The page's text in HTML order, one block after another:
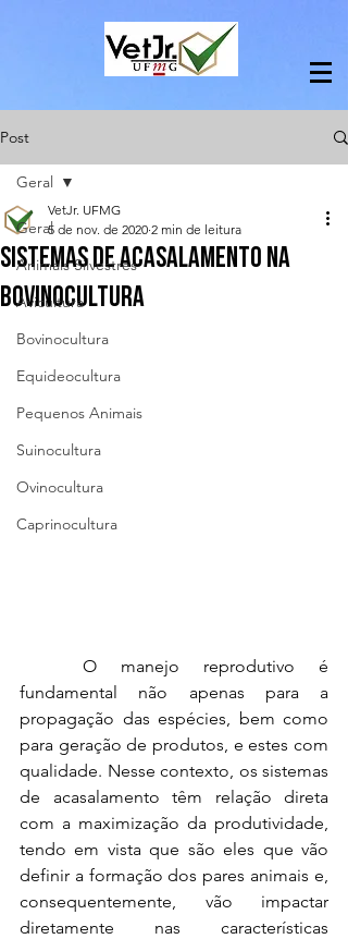
Post
Geral
Animais Silvestres
Avicultura
Bovinocultura
Equideocultura
Pequenos Animais
Suinocultura
Ovinocultura
Caprinocultura
Geral
SISTEMAS DE ACASALAMENTO NA
BOVINOCULTURA
VetJr. UFMG
5 de nov. de 2020 2 min de leitura
O manejo reprodutivo é
fundamental não apenas para a
propagação das espécies, bem como
para geração de produtos, e estes com
qualidade. Nesse contexto, os sistemas
de acasalamento têm relação direta
com a maximização da produtividade,
tendo em vista que são eles que vão
definir a formação dos pares animais e,
consequentemente, vão impactar
diretamente nas características